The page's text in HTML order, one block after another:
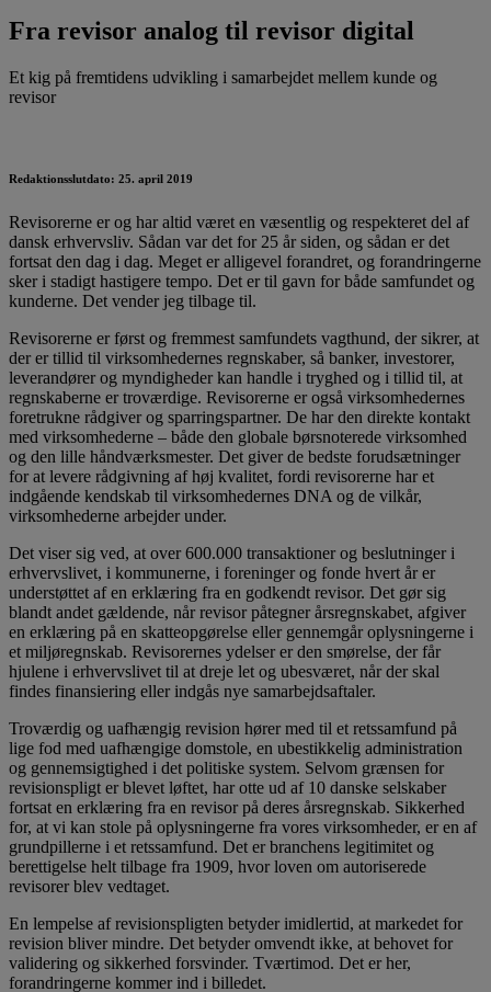
Fra revisor analog til revisor digital
Et kig på fremtidens udvikling i samarbejdet mellem kunde og
revisor
Redaktionsslutdato: 25. april 2019
Revisorerne er og har altid været en væsentlig og respekteret del af
dansk erhvervsliv. Sådan var det for 25 år siden, og sådan er det
fortsat den dag i dag. Meget er alligevel forandret, og forandringerne
sker i stadigt hastigere tempo. Det er til gavn for både samfundet og
kunderne. Det vender jeg tilbage til.
Revisorerne er først og fremmest samfundets vagthund, der sikrer, at
der er tillid til virksomhedernes regnskaber, så banker, investorer,
leverandører og myndigheder kan handle i tryghed og i tillid til, at
regnskaberne er troværdige. Revisorerne er også virksomhedernes
foretrukne rådgiver og sparringspartner. De har den direkte kontakt
med virksomhederne – både den globale børsnoterede virksomhed
og den lille håndværksmester. Det giver de bedste forudsætninger
for at levere rådgivning af høj kvalitet, fordi revisorerne har et
indgående kendskab til virksomhedernes DNA og de vilkår,
virksomhederne arbejder under.
Det viser sig ved, at over 600.000 transaktioner og beslutninger i
erhvervslivet, i kommunerne, i foreninger og fonde hvert år er
understøttet af en erklæring fra en godkendt revisor. Det gør sig
blandt andet gældende, når revisor påtegner årsregnskabet, afgiver
en erklæring på en skatteopgørelse eller gennemgår oplysningerne i
et miljøregnskab. Revisorernes ydelser er den smørelse, der får
hjulene i erhvervslivet til at dreje let og ubesværet, når der skal
findes finansiering eller indgås nye samarbejdsaftaler.
Troværdig og uafhængig revision hører med til et retssamfund på
lige fod med uafhængige domstole, en ubestikkelig administration
og gennemsigtighed i det politiske system. Selvom grænsen for
revisionspligt er blevet løftet, har otte ud af 10 danske selskaber
fortsat en erklæring fra en revisor på deres årsregnskab. Sikkerhed
for, at vi kan stole på oplysningerne fra vores virksomheder, er en af
grundpillerne i et retssamfund. Det er branchens legitimitet og
berettigelse helt tilbage fra 1909, hvor loven om autoriserede
revisorer blev vedtaget.
En lempelse af revisionspligten betyder imidlertid, at markedet for
revision bliver mindre. Det betyder omvendt ikke, at behovet for
validering og sikkerhed forsvinder. Tværtimod. Det er her,
forandringerne kommer ind i billedet.